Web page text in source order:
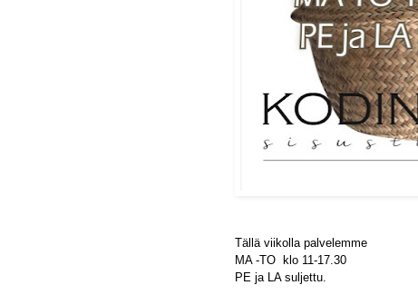
Tällä viikolla palvelemme
MA -TO klo 11-17.30
PE ja LA suljettu.